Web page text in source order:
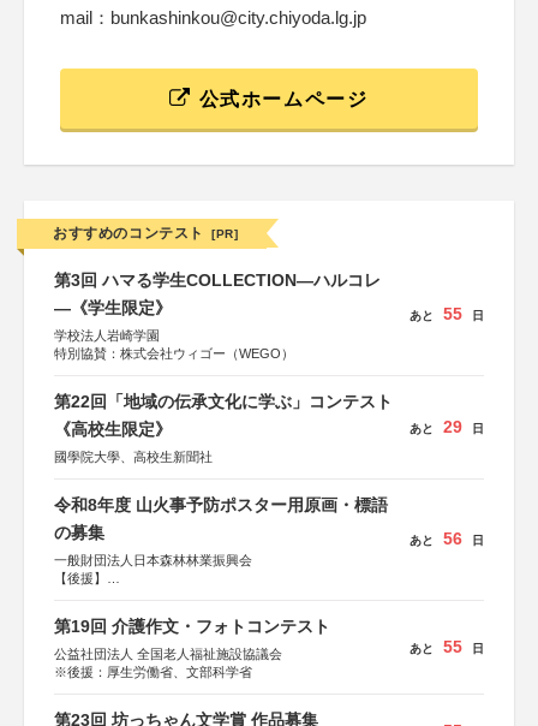
mail：bunkashinkou@city.chiyoda.lg.jp
公式ホームページ
おすすめのコンテスト [PR]
第3回 ハマる学生COLLECTION―ハルコレ
―《学生限定》
学校法人岩崎学園
特別協賛：株式会社ウィゴー（WEGO）
あと 55 日
第22回「地域の伝承文化に学ぶ」コンテスト
《高校生限定》
國學院大學、高校生新聞社
あと 29 日
令和8年度 山火事予防ポスター用原画・標語
の募集
一般財団法人日本森林林業振興会
【後援】
あと 56 日
第19回 介護作文・フォトコンテスト
公益社団法人 全国老人福祉施設協議会
※後援：厚生労働省、文部科学省
あと 55 日
第23回 坊っちゃん文学賞 作品募集